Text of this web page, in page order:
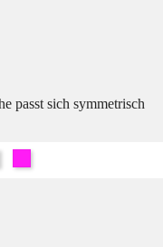
passt sich symmetrisch